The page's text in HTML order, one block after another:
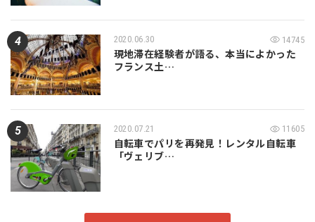
2020.06.30 14745
現地滞在経験者が語る、本当によかった
フランス土…
2020.07.21 11605
自転車でパリを再発見！レンタル自転車
「ヴェリブ…